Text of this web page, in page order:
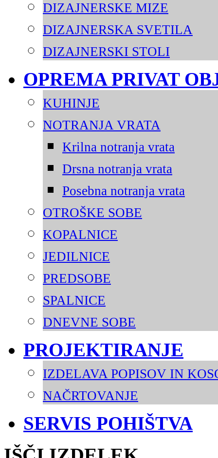
DIZAJNERSKE MIZE
DIZAJNERSKA SVETILA
DIZAJNERSKI STOLI
OPREMA PRIVAT
KUHINJE
NOTRANJA VRATA
Krilna notranja vrata
Drsna notranja vrata
Posebna notranja vrata
OTROŠKE SOBE
KOPALNICE
JEDILNICE
PREDSOBE
SPALNICE
DNEVNE SOBE
PROJEKTIRANJE
IZDELAVA POPISOV IN
NAČRTOVANJE
SERVIS POHIŠTVA